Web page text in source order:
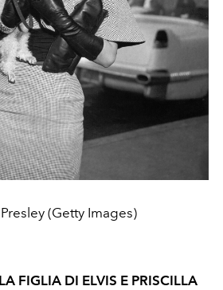
(Getty Images)
FIGLIA DI ELVIS E PRISCILLA